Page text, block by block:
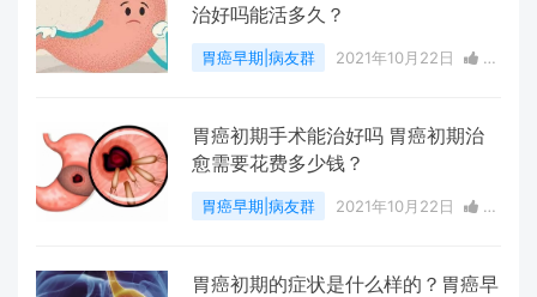
治好吗能活多久？
胃癌早期|病友群 2021年10月22日
0
胃癌初期手术能治好吗 胃癌初期治
愈需要花费多少钱？
胃癌早期|病友群 2021年10月22日
0
胃癌初期的症状是什么样的？胃癌早